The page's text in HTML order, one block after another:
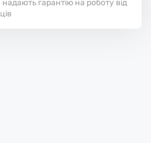
надають гарантію на роботу від